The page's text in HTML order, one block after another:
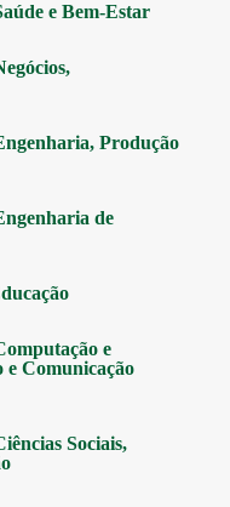
e Bem-Estar
Produção
de
e
e Comunicação
Sociais,